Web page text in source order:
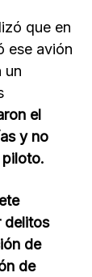
que en
ese avión
un
el
y no
delitos
de
de